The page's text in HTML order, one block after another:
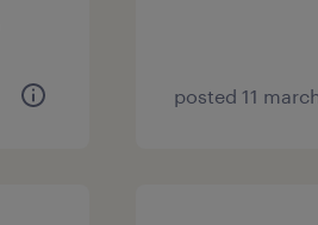
posted 11